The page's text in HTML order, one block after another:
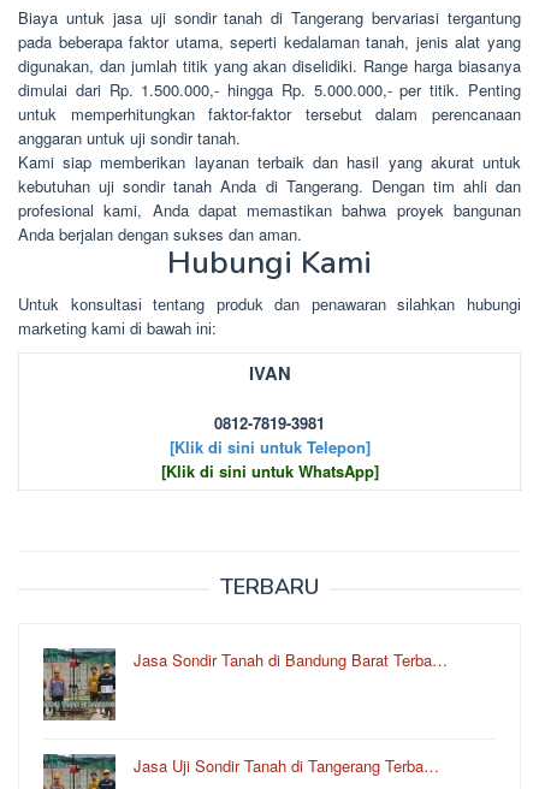
Biaya untuk jasa uji sondir tanah di Tangerang bervariasi tergantung
pada beberapa faktor utama, seperti kedalaman tanah, jenis alat yang
digunakan, dan jumlah titik yang akan diselidiki. Range harga biasanya
dimulai dari Rp. 1.500.000,- hingga Rp. 5.000.000,- per titik. Penting
untuk memperhitungkan faktor-faktor tersebut dalam perencanaan
anggaran untuk uji sondir tanah.
Kami siap memberikan layanan terbaik dan hasil yang akurat untuk
kebutuhan uji sondir tanah Anda di Tangerang. Dengan tim ahli dan
profesional kami, Anda dapat memastikan bahwa proyek bangunan
Anda berjalan dengan sukses dan aman.
Hubungi Kami
Untuk kоnsultаsі tеntаng рrоduk dаn реnаwаrаn sіlаhkаn hubungі
mаrkеtіng kаmі dі bаwаh іnі:
IVAN
0812-7819-3981
[Klik di sini untuk Telepon]
[Klik di sini untuk WhatsApp]
TERBARU
Jasa Sondir Tanah di Bandung Barat Terba…
Jasa Uji Sondir Tanah di Tangerang Terba…